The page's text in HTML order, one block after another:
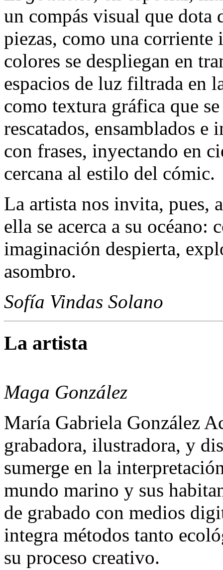
un compás visual que dota
piezas, como una
colores se despliegan en
espacios de luz filtrada en
como textura gráfica que
rescatados, ensamblados e
con frases, inyectando en
cercana al estilo del cómic.
La artista nos invita, pues,
ella se acerca a su
imaginación despierta,
asombro.
Sofía Vindas Solano
La artista
Maga González
María Gabriela González
grabadora, ilustradora, y
sumerge en la
mundo marino y sus
de grabado con medios
integra métodos tanto
su proceso creativo.